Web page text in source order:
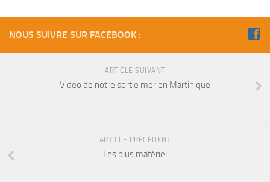
Sorties 2022
NOUS SUIVRE SUR FACEBOOK :
ARTICLE SUIVANT
Video de notre sortie mer en Martinique
ARTICLE PRÉCÉDENT
Les plus matériel